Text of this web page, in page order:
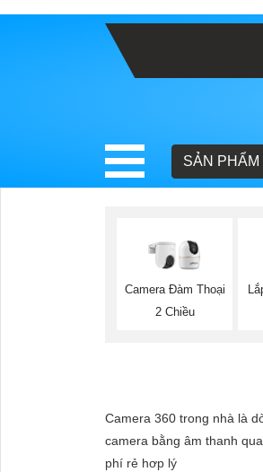
SẢN PHẨM
Camera Đàm Thoại
2 Chiều
Camera 360 trong nhà là
camera bằng âm thanh
phí rẻ hơp lý